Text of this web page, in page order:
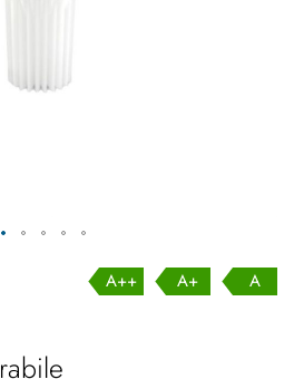
A++ A+ A